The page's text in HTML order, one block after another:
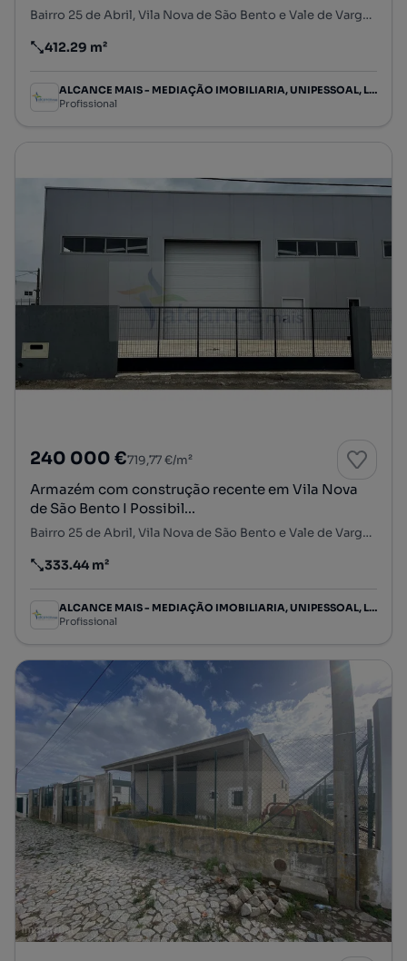
Bairro 25 de Abril, Vila Nova de São Bento e Vale de Vargo, Serpa, Beja
Preço por metro quadrado
412.29 m²
ALCANCE MAIS - MEDIAÇÃO IMOBILIARIA, UNIPESSOAL, LDA
Profissional
240 000 €719,77 €/m²
Armazém com construção recente em Vila Nova
de São Bento I Possibil...
Bairro 25 de Abril, Vila Nova de São Bento e Vale de Vargo, Serpa, Beja
Preço por metro quadrado
333.44 m²
ALCANCE MAIS - MEDIAÇÃO IMOBILIARIA, UNIPESSOAL, LDA
Profissional